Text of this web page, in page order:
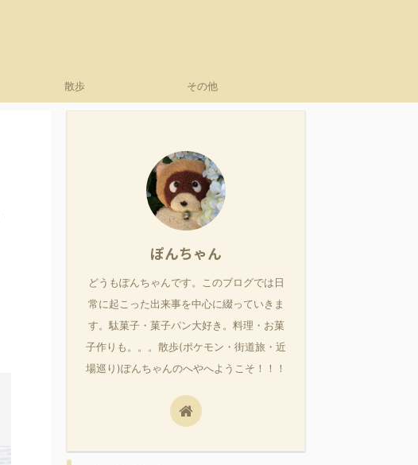
散歩 その他
ぽんちゃん
どうもぽんちゃんです。このブログでは日
常に起こった出来事を中心に綴っていきま
す。駄菓子・菓子パン大好き。料理・お菓
子作りも。。。散歩(ポケモン・街道旅・近
場巡り)ぽんちゃんのへやへようこそ！！！